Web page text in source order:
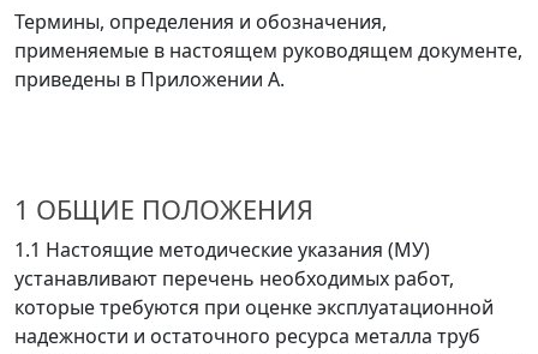
Термины, определения и обозначения,
применяемые в настоящем руководящем документе,
приведены в Приложении А.
1 ОБЩИЕ ПОЛОЖЕНИЯ
1.1 Настоящие методические указания (МУ)
устанавливают перечень необходимых работ,
которые требуются при оценке эксплуатационной
надежности и остаточного ресурса металла труб